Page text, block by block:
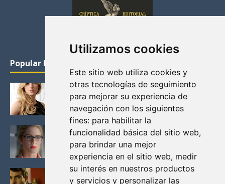
Utilizamos cookies
Este sitio web utiliza cookies y
otras tecnologías de seguimiento
para mejorar su experiencia de
navegación con los siguientes
fines: para habilitar la
funcionalidad básica del sitio web,
para brindar una mejor
experiencia en el sitio web, medir
su interés en nuestros productos
y servicios y personalizar las
Popular Posts
KATHERYN WINNICK: LA ACTRIZ MAS GUAPA DE
VIKINGOS
Junio 14, 2013
FELICITY (EMILY BETT RICKARDS), LAS FOTOS
MAS BONITAS DE LA ALIADA DE ARROW
Noviembre 30, 2013
BLACK MIRROR: TODA TU HISTORIA. EPISODIO 3.
LA CRITICA